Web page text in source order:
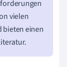
vielen
bieten einen